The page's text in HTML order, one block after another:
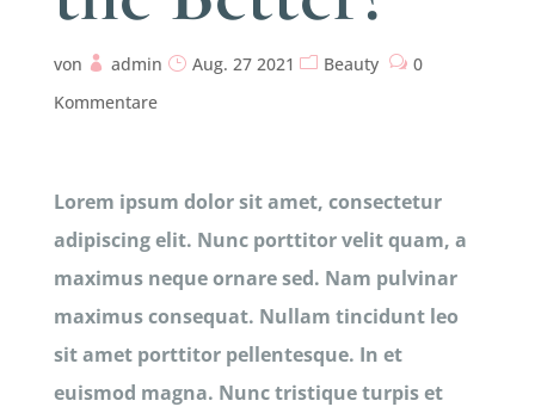
von admin Aug. 27 2021 Beauty
0
Kommentare
Lorem ipsum dolor sit amet, consectetur
adipiscing elit. Nunc porttitor velit quam, a
maximus neque ornare sed. Nam pulvinar
maximus consequat. Nullam tincidunt leo
sit amet porttitor pellentesque. In et
euismod magna. Nunc tristique turpis et